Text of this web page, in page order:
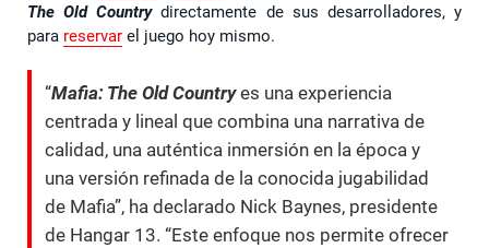
The Old Countrydirectamente de sus desarrolladores, y
para reservar el juego hoy mismo.
“Mafia: The Old Countryes una experiencia
centrada y lineal que combina una narrativa de
calidad, una auténtica inmersión en la época y
una versión refinada de la conocida jugabilidad
de Mafia”, ha declarado Nick Baynes, presidente
de Hangar 13. “Este enfoque nos permite ofrecer